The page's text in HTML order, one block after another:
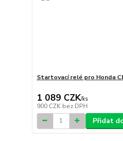
Startovací relé pro Honda
1 089 CZK/ks
900 CZK bez DPH
Přidat